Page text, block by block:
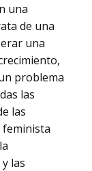
una
de una
una
problema
las
las
feminista
las